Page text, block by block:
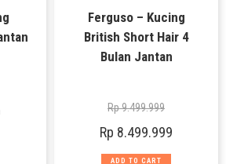
Ferguso – Kucing
British Short Hair 4
Bulan Jantan
Rp9.499.999
Rp 8.499.999
ADD TO CART